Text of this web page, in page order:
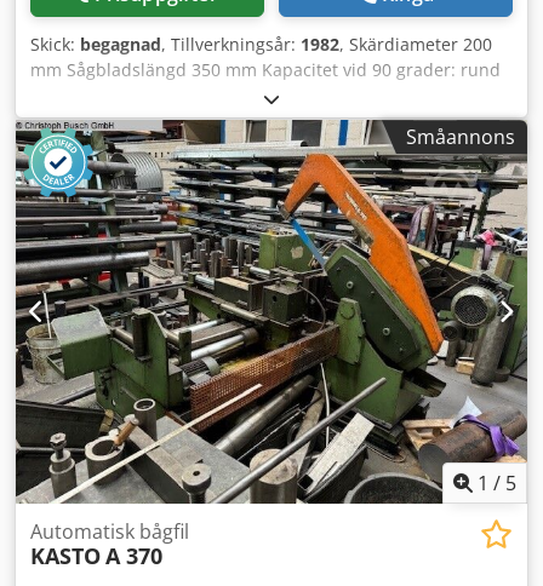
Skick: begagnad, Tillverkningsår: 1982, Skärdiameter 200
mm Sågblads­längd 350 mm Kapacitet vid 90 grader: rund
200 mm Totalt effektbehov 3,0 kW Maskinvikt ca 0,45 t Mått
L x B x H 1,4 x 1,4 x 1,3 m Automatisk bågfil - med
matningsrullbana 1000 mm - Förvalsräknare -
Materialanslag med utlösare max. 600 mm Chodpfxsy N D
H Ho Agqea - Kylsystem
Småannons
1 / 5
Automatisk bågfil
KASTOA 370